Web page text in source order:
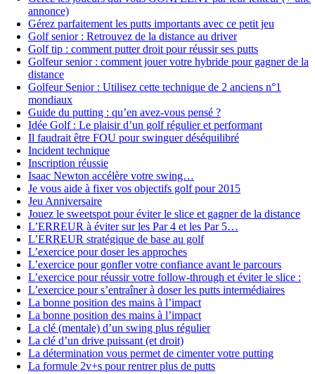
annonce)
Gérez parfaitement les putts importants avec ce petit jeu
Golf senior : Retrouvez de la distance au driver
Golf tip : comment putter droit pour réussir ses putts
Golfeur senior : comment jouer votre hybride pour gagner de la
distance
Golfeur Senior : Utilisez cette technique de 2 anciens n°1
mondiaux
Guide du putting : qu’en avez-vous pensé ?
Idée Golf : Le plaisir d’un golf régulier et performant
Il faudrait être FOU pour swinguer déséquilibré
Incident technique
Inscription réussie
Isaac Newton accélère votre swing…
Je vous aide à fixer vos objectifs golf pour 2015
Jeu Anniversaire
Jouez le sweetspot pour éviter le slice et gagner de la distance
L’ERREUR à éviter sur les Par 4 et les Par 5…
L’ERREUR stratégique de base au golf
L’exercice pour doser les approches
L’exercice pour gonfler votre confiance avant le parcours
L’exercice pour réussir votre follow-through et éviter le slice :
L’exercice pour s’entraîner à doser les putts intermédiaires
La bonne position des mains à l’impact
La bonne position des mains à l’impact
La clé (mentale) d’un swing plus régulier
La clé d’un drive puissant (et droit)
La détermination vous permet de cimenter votre putting
La formule 2v+s pour rentrer plus de putts